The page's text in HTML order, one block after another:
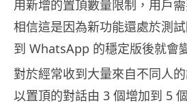
用新增的置頂數量限制，用戶
相信這是因為新功能還處於測
到 WhatsApp 的穩定版後就會
對於經常收到大量來自不同人
以置頂的對話由 3 個增加到 5